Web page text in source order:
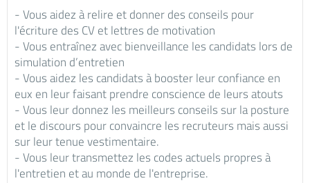
- Vous aidez à relire et donner des conseils pour
l'écriture des CV et lettres de motivation
- Vous entraînez avec bienveillance les candidats lors de
simulation d’entretien
- Vous aidez les candidats à booster leur confiance en
eux en leur faisant prendre conscience de leurs atouts
- Vous leur donnez les meilleurs conseils sur la posture
et le discours pour convaincre les recruteurs mais aussi
sur leur tenue vestimentaire.
- Vous leur transmettez les codes actuels propres à
l'entretien et au monde de l'entreprise.